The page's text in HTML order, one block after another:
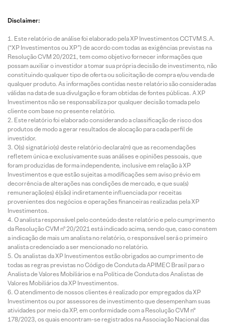
Disclaimer:
Este relatório de análise foi elaborado pela XP Investimentos CCTVM S.A.
(“XP Investimentos ou XP”) de acordo com todas as exigências previstas na
Resolução CVM 20/2021, tem como objetivo fornecer informações que
possam auxiliar o investidor a tomar sua própria decisão de investimento, não
constituindo qualquer tipo de oferta ou solicitação de compra e/ou venda de
qualquer produto. As informações contidas neste relatório são consideradas
válidas na data de sua divulgação e foram obtidas de fontes públicas. A XP
Investimentos não se responsabiliza por qualquer decisão tomada pelo
cliente com base no presente relatório.
Este relatório foi elaborado considerando a classificação de risco dos
produtos de modo a gerar resultados de alocação para cada perfil de
investidor.
O(s) signatário(s) deste relatório declara(m) que as recomendações
refletem única e exclusivamente suas análises e opiniões pessoais, que
foram produzidas de forma independente, inclusive em relação à XP
Investimentos e que estão sujeitas a modificações sem aviso prévio em
decorrência de alterações nas condições de mercado, e que sua(s)
remuneração(es) é(são) indiretamente influenciada por receitas
provenientes dos negócios e operações financeiras realizadas pela XP
Investimentos.
O analista responsável pelo conteúdo deste relatório e pelo cumprimento
da Resolução CVM nº 20/2021 está indicado acima, sendo que, caso constem
a indicação de mais um analista no relatório, o responsável será o primeiro
analista credenciado a ser mencionado no relatório.
Os analistas da XP Investimentos estão obrigados ao cumprimento de
todas as regras previstas no Código de Conduta da APIMEC Brasil para o
Analista de Valores Mobiliários e na Política de Conduta dos Analistas de
Valores Mobiliários da XP Investimentos.
O atendimento de nossos clientes é realizado por empregados da XP
Investimentos ou por assessores de investimento que desempenham suas
atividades por meio da XP, em conformidade com a Resolução CVM nº
178/2023, os quais encontram-se registrados na Associação Nacional das